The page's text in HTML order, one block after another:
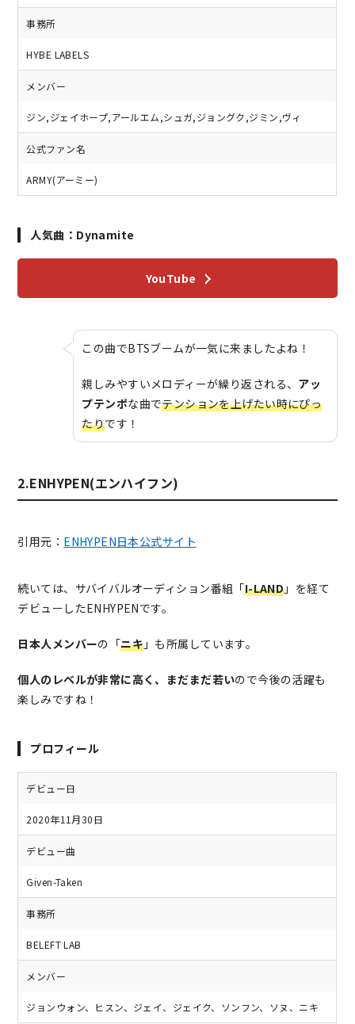
事務所
HYBE LABELS
メンバー
ジン,ジェイホープ,アールエム,シュガ,ジョングク,ジミン,ヴィ
公式ファン名
ARMY(アーミー)
人気曲：Dynamite
YouTube
この曲でBTSブームが一気に来ましたよね！
親しみやすいメロディーが繰り返される、 アッ
プテンポな曲でテンションを上げたい時にぴっ
たりです！
2.ENHYPEN(エンハイフン)
引用元： ENHYPEN日本公式サイト
続いては、サバイバルオーディション番組「I-LAND 」を経て
デビューしたENHYPENです。
日本人メンバーの「ニキ 」も所属しています。
個人のレベルが非常に高く、まだまだ若いので今後の活躍も
楽しみですね！
プロフィール
デビュー日
2020年11月30日
デビュー曲
Given-Taken
事務所
BELEFT LAB
メンバー
ジョンウォン、ヒスン、ジェイ、ジェイク、ソンフン、ソヌ、ニキ